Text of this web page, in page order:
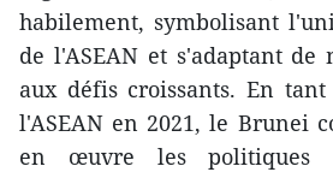
habilement, symbolisant
de l'ASEAN et s'adaptant de
aux défis croissants. En
l'ASEAN en 2021, le Brunei
en œuvre les politiques